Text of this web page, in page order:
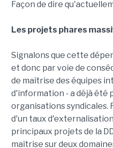
Façon de dire
Les projets phares
Signalons que cette
et donc par voie de
de maîtrise des équipes
d'information - a déjà été
organisations syndicales.
d'un taux
principaux projets de la
maîtrise sur deux